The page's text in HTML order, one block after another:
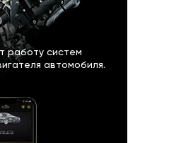
работу систем
автомобиля.